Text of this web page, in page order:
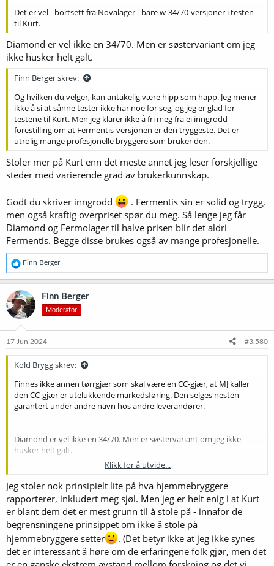
Det er vel - bortsett fra Novalager - bare w-34/70-versjoner i testen
til Kurt.
Diamond er vel ikke en 34/70. Men er søstervariant om jeg
ikke husker helt galt.
Finn Berger skrev:
Og hvilken du velger, kan antakelig være hipp som happ. Jeg mener
ikke å si at sånne tester ikke har noe for seg, og jeg er glad for
testene til Kurt. Men jeg klarer ikke å fri meg fra ei inngrodd
forestilling om at Fermentis-versjonen er den tryggeste. Det er
utrolig mange profesjonelle bryggere som bruker den.
Stoler mer på Kurt enn det meste annet jeg leser forskjellige
steder med varierende grad av brukerkunnskap.
Godt du skriver inngrodd
. Fermentis sin er solid og trygg,
men også kraftig overpriset spør du meg. Så lenge jeg får
Diamond og Fermolager til halve prisen blir det aldri
Fermentis. Begge disse brukes også av mange profesjonelle.
R
e
a
k
s
j
o
e
Finn Berger
Finn Berger
Moderator
17 Jun 2024 #3.580
Kold Brygg skrev:
Finnes ikke annen tørrgjær som skal være en CC-gjær, at MJ kaller
den CC-gjær er utelukkende markedsføring. Den selges nesten
garantert under andre navn hos andre leverandører.
Diamond er vel ikke en 34/70. Men er søstervariant om jeg ikke
husker helt galt.
Stoler mer på Kurt enn det meste annet jeg leser forskjellige steder
med varierende grad av brukerkunnskap.
Godt du skriver inngrodd
. Fermentis sin er solid og trygg, men
også kraftig overpriset spør du meg. Så lenge jeg får Diamond og
Fermolager til halve prisen blir det aldri Fermentis. Begge disse
brukes også av mange profesjonelle.
Klikk for å utvide...
Jeg stoler nok prinsipielt lite på hva hjemmebryggere
rapporterer, inkludert meg sjøl. Men jeg er helt enig i at Kurt
er blant dem det er mest grunn til å stole på - innafor de
begrensningene prinsippet om ikke å stole på
hjemmebryggere setter
. (Det betyr ikke at jeg ikke synes
det er interessant å høre om de erfaringene folk gjør, men det